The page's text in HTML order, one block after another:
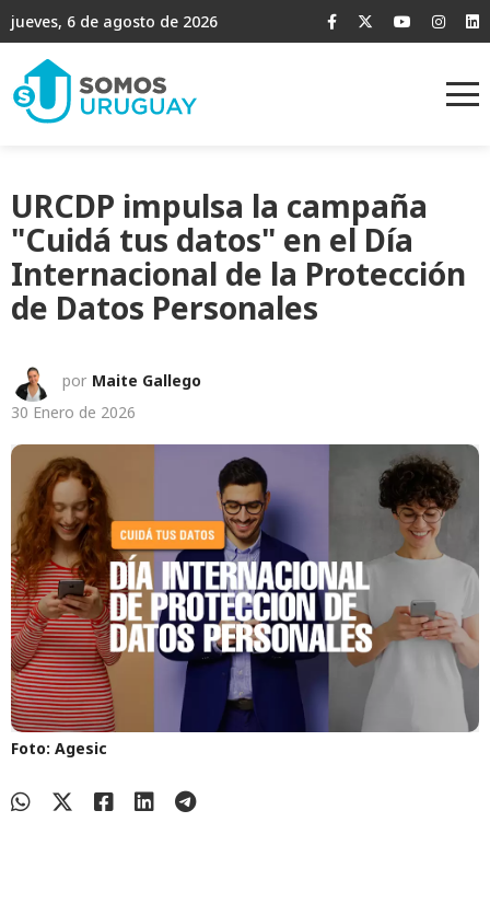
jueves, 6 de agosto de 2026
URCDP impulsa la campaña
"Cuidá tus datos" en el Día
Internacional de la Protección
de Datos Personales
por Maite Gallego
30 Enero de 2026
Foto: Agesic